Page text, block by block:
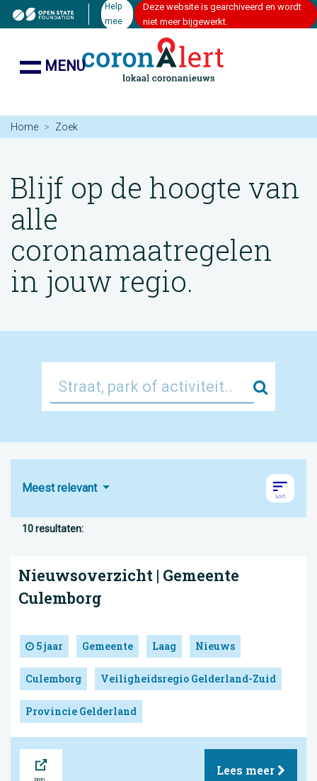
Help
mee
Deze website is gearchiveerd en wordt
niet meer bijgewerkt.
MENU
Home Zoek
Blijf op de hoogte van
alle
coronamaatregelen
in jouw regio.
Zoek
Meest relevant
10 resultaten:
Nieuwsoverzicht | Gemeente
Culemborg
5 jaar Gemeente Laag Nieuws
Culemborg Veiligheidsregio Gelderland-Zuid
Provincie Gelderland
Lees meer